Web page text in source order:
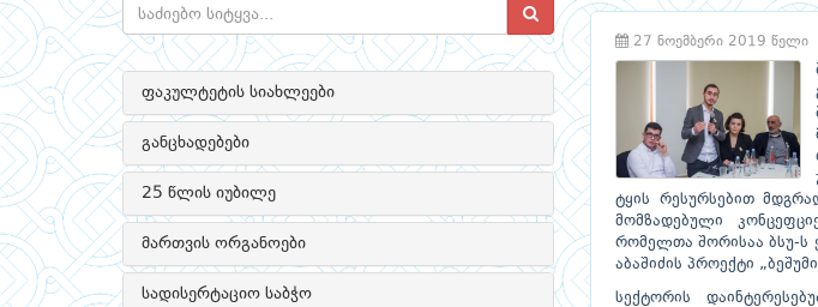
ფაკულტეტის სიახლეები
განცხადებები
25 წლის იუბილე
მართვის ორგანოები
სადისერტაციო საბჭო
27 ნოემბერი 2019 წელი
ტყის რესურსებით
მომზადებული
რომელთა შორისაა ბსუ-ს
აბაშიძის პროექტი
სექტორის